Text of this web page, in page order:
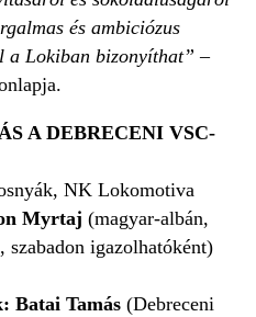
és ambiciózus
a Lokiban bizonyíthat” –
A DEBRECENI VSC-
NK Lokomotiva
Myrtaj (magyar-albán,
igazolhatóként)
Batai Tamás (Debreceni